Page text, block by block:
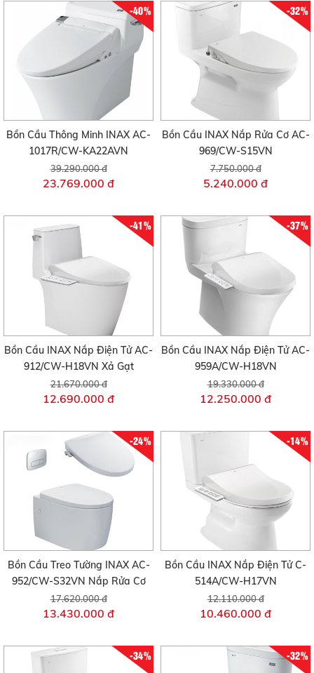
-40%
Bồn Cầu Thông Minh INAX AC-
1017R/CW-KA22AVN
39.290.000 đ
23.769.000 đ
-32%
Bồn Cầu INAX Nắp Rửa Cơ AC-
969/CW-S15VN
7.750.000 đ
5.240.000 đ
-41%
Bồn Cầu INAX Nắp Điện Tử AC-
912/CW-H18VN Xả Gạt
21.670.000 đ
12.690.000 đ
-37%
Bồn Cầu INAX Nắp Điện Tử AC-
959A/CW-H18VN
19.330.000 đ
12.250.000 đ
-24%
Bồn Cầu Treo Tường INAX AC-
952/CW-S32VN Nắp Rửa Cơ
17.620.000 đ
13.430.000 đ
-14%
Bồn Cầu INAX Nắp Điện Tử C-
514A/CW-H17VN
12.110.000 đ
10.460.000 đ
-34% -32%